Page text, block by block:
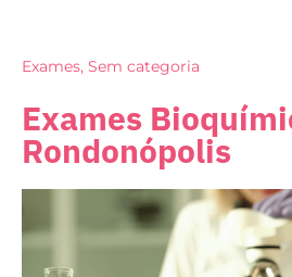
Exames, Sem categoria
Exames
Rondonópolis